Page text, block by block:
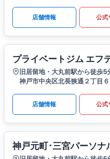
店舗情報 公式
プライベートジム エフ
旧居留地・大丸前駅から徒歩5
神戸市中央区北長狭通２丁目
店舗情報 公式
神戸元町･三宮パーソナ